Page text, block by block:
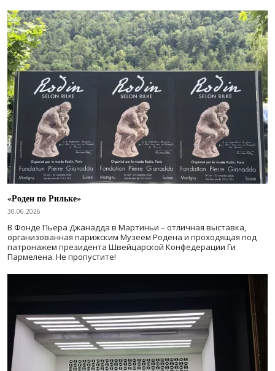
«Роден по Рильке»
30.06.2026
В Фонде Пьера Джанадда в Мартиньи – отличная выставка,
организованная парижским Музеем Родена и проходящая под
патронажем президента Швейцарской Конфедерации Ги
Пармелена. Не пропустите!